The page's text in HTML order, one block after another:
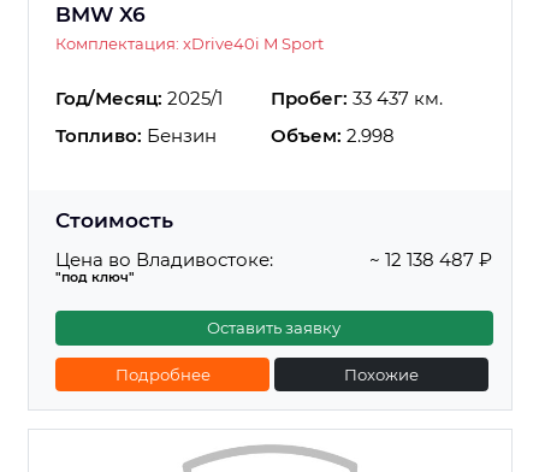
BMW X6
Комплектация: xDrive40i M Sport
Год/Месяц: 2025/1 Пробег: 33 437 км.
Топливо: Бензин Объем: 2.998
Стоимость
Цена во Владивостоке:
"под ключ"
~ 12 138 487 ₽
Оставить заявку
Подробнее Похожие